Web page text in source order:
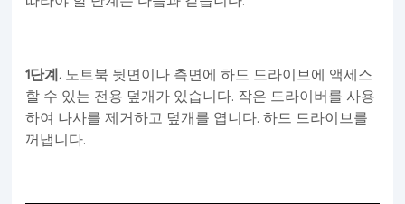
1단계. 노트북 뒷면이나 측면에 하드 드라이브에 액세스
할 수 있는 전용 덮개가 있습니다. 작은 드라이버를 사용
하여 나사를 제거하고 덮개를 엽니다. 하드 드라이브를
꺼냅니다.